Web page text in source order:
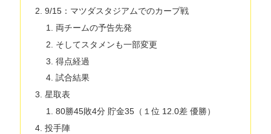
9/15：マツダスタジアムでのカープ戦
両チームの予告先発
そしてスタメンも一部変更
得点経過
試合結果
星取表
80勝45敗4分 貯金35（１位 12.0差 優勝）
投手陣